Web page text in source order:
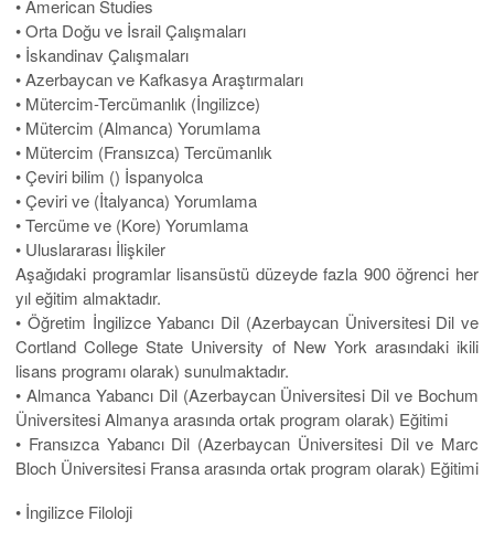
• American Studies
• Orta Doğu ve İsrail Çalışmaları
• İskandinav Çalışmaları
• Azerbaycan ve Kafkasya Araştırmaları
• Mütercim-Tercümanlık (İngilizce)
• Mütercim (Almanca) Yorumlama
• Mütercim (Fransızca) Tercümanlık
• Çeviri bilim () İspanyolca
• Çeviri ve (İtalyanca) Yorumlama
• Tercüme ve (Kore) Yorumlama
• Uluslararası İlişkiler
Aşağıdaki programlar lisansüstü düzeyde fazla 900 öğrenci her
yıl eğitim almaktadır.
• Öğretim İngilizce Yabancı Dil (Azerbaycan Üniversitesi Dil ve
Cortland College State University of New York arasındaki ikili
lisans programı olarak) sunulmaktadır.
• Almanca Yabancı Dil (Azerbaycan Üniversitesi Dil ve Bochum
Üniversitesi Almanya arasında ortak program olarak) Eğitimi
• Fransızca Yabancı Dil (Azerbaycan Üniversitesi Dil ve Marc
Bloch Üniversitesi Fransa arasında ortak program olarak) Eğitimi
• İngilizce Filoloji